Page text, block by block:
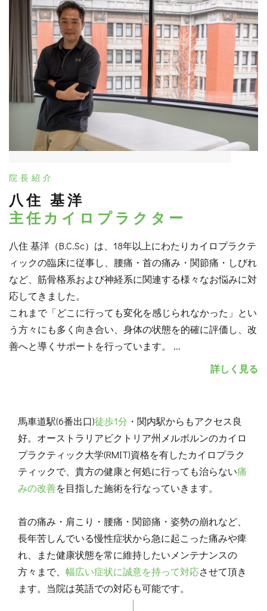
院長紹介
八住 基洋
主任カイロプラクター
八住 基洋（B.C.Sc）は、18年以上にわたりカイロプラクテ
ィックの臨床に従事し、腰痛・首の痛み・関節痛・しびれ
など、筋骨格系および神経系に関連する様々なお悩みに対
応してきました。
これまで「どこに行っても変化を感じられなかった」とい
う方々にも多く向き合い、身体の状態を的確に評価し、改
善へと導くサポートを行っています。 ...
詳しく見る
馬車道駅(6番出口)徒歩1分 ・関内駅からもアクセス良
好。オーストラリアビクトリア州メルボルンのカイロ
プラクティック大学(RMIT)資格を有したカイロプラク
ティックで、貴方の健康と何処に行っても治らない痛
みの改善を目指した施術を行なっていきます。
首の痛み・肩こり・腰痛・関節痛・姿勢の崩れなど、
長年苦しんでいる慢性症状から急に起こった痛みや痺
れ、また健康状態を常に維持したいメンテナンスの
方々まで、 幅広い症状に誠意を持って対応させて頂き
ます。当院は英語での対応も可能です。